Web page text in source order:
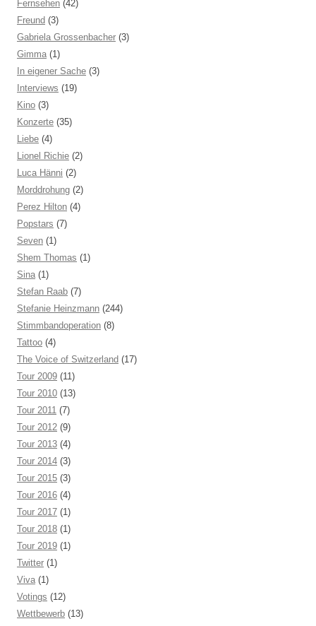
Fernsehen (42)
Freund (3)
Gabriela Grossenbacher (3)
Gimma (1)
In eigener Sache (3)
Interviews (19)
Kino (3)
Konzerte (35)
Liebe (4)
Lionel Richie (2)
Luca Hänni (2)
Morddrohung (2)
Perez Hilton (4)
Popstars (7)
Seven (1)
Shem Thomas (1)
Sina (1)
Stefan Raab (7)
Stefanie Heinzmann (244)
Stimmbandoperation (8)
Tattoo (4)
The Voice of Switzerland (17)
Tour 2009 (11)
Tour 2010 (13)
Tour 2011 (7)
Tour 2012 (9)
Tour 2013 (4)
Tour 2014 (3)
Tour 2015 (3)
Tour 2016 (4)
Tour 2017 (1)
Tour 2018 (1)
Tour 2019 (1)
Twitter (1)
Viva (1)
Votings (12)
Wettbewerb (13)